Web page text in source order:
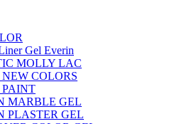
Gel Everin
MOLLY LAC
COLORS
MARBLE GEL
PLASTER GEL